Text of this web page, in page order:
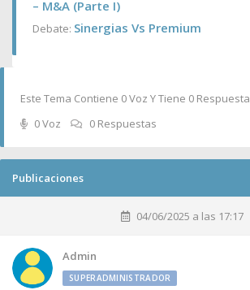
– M&A (Parte I)
Debate: Sinergias Vs Premium
Este Tema Contiene 0 Voz Y Tiene 0
0 Voz
0 Respuestas
Publicaciones
04/06/2025 a las 17:17
Admin
SUPERADMINISTRADOR